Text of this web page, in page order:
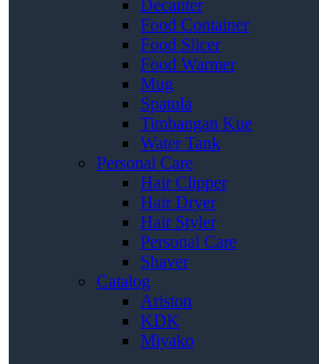
Decanter
Food Container
Food Slicer
Food Warmer
Mug
Spatula
Timbangan Kue
Water Tank
Personal Care
Hair Clipper
Hair Dryer
Hair Styler
Personal Care
Shaver
Catalog
Ariston
KDK
Miyako